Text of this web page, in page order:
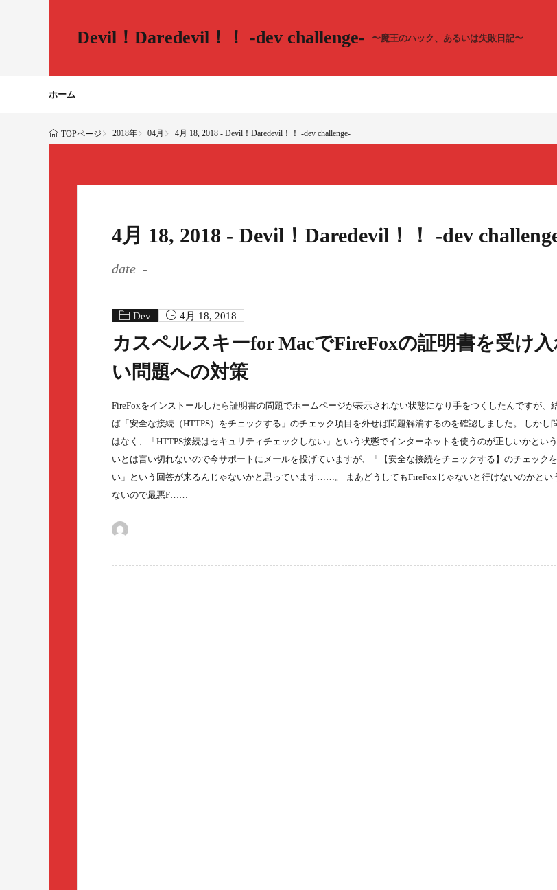
Devil！Daredevil！！ -dev challenge- 〜魔王のハック、あるいは失敗日記〜
ホーム
TOPページ 2018年 04月 4月 18, 2018 - Devil！Daredevil！！ -dev challenge-
4月 18, 2018 - Devil！Daredevil！！ -dev
date
Dev 4月 18, 2018
カスペルスキーfor MacでFireFoxの証明書を受け
い問題への対策
FireFoxをインストールしたら証明書の問題でホームページが表示されない状態になり手をつくしたんですが、
ば「安全な接続（HTTPS）をチェックする」のチェック項目を外せば問題解消するのを確認しました。 しかし
はなく、「HTTPS接続はセキュリティチェックしない」という状態でインターネットを使うのが正しいかとい
いとは言い切れないので今サポートにメールを投げていますが、「【安全な接続をチェックする】のチェック
い」という回答が来るんじゃないかと思っています……。 まあどうしてもFireFoxじゃないと行けないのかとい
ないので最悪F……